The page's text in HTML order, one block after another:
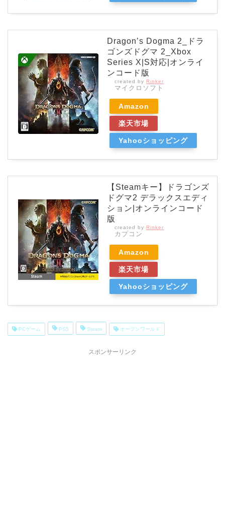
Dragon’s Dogma 2_ドラ
ゴンズドグマ 2_Xbox
Series X|S対応|オンライ
ンコード版
created by Rinker
マイクロソフト
Amazon
楽天市場
Yahooショッピング
【Steamキー】ドラゴンズ
ドグマ2 デラックスエディ
ション|オンラインコード
版
created by Rinker
カプコン
Amazon
楽天市場
Yahooショッピング
PCゲーム PS5 Steam オープンワールド
スポンサーリンク